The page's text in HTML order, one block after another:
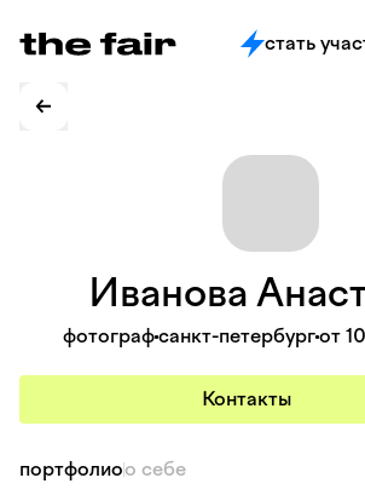
стать
Иванова
фотографсанкт-петербургот
Контакты
портфолиоо себе